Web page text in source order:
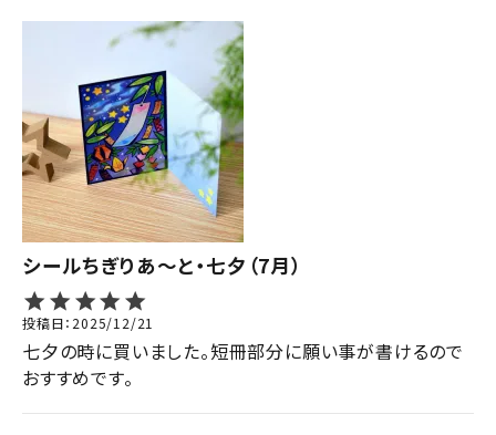
シールちぎりあ～と・七夕（7月）
投稿日 2025/12/21
七夕の時に買いました。短冊部分に願い事が書けるので
おすすめです。